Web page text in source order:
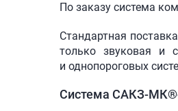
По заказу система
Стандартная
только звуковая и
и однопороговых
Система САКЗ-